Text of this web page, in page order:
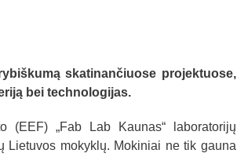
skatinančiuose projektuose,
bei technologijas.
(EEF) „Fab Lab Kaunas“ laboratorijų
Lietuvos mokyklų. Mokiniai ne tik gauna